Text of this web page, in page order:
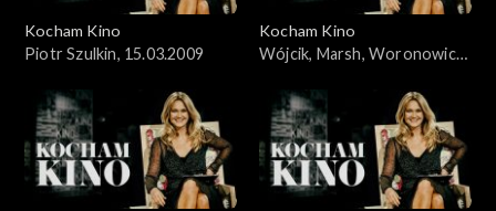
Kocham Kino
Piotr Szulkin, 15.03.2009
Kocham Kino
Wójcik, Marsh, Woronowicz,